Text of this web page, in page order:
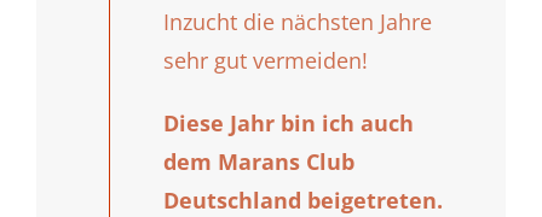
Inzucht die nächsten Jahre
sehr gut vermeiden!
Diese Jahr bin ich auch
dem Marans Club
Deutschland beigetreten.